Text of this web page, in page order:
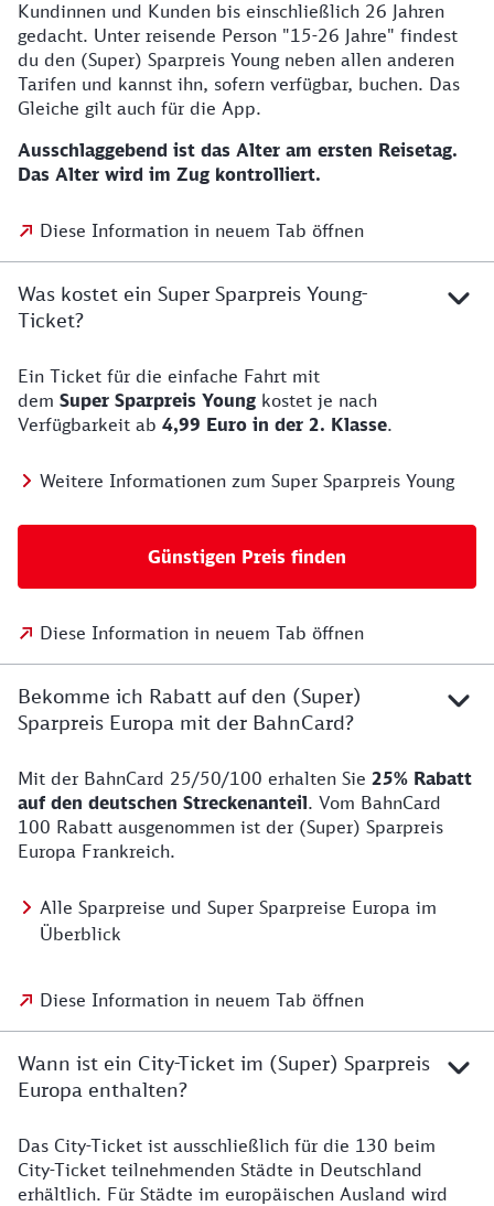
Kundinnen und Kunden bis einschließlich 26 Jahren
gedacht. Unter reisende Person "15-26 Jahre" findest
du den (Super) Sparpreis Young neben allen anderen
Tarifen und kannst ihn, sofern verfügbar, buchen. Das
Gleiche gilt auch für die App.
Ausschlaggebend ist das Alter am ersten Reisetag.
Das Alter wird im Zug kontrolliert.
Diese Information in neuem Tab öffnen
Was kostet ein Super Sparpreis Young-
Ticket?
Ein Ticket für die einfache Fahrt mit
dem Super Sparpreis Young kostet je nach
Verfügbarkeit ab 4,99 Euro in der 2. Klasse.
Weitere Informationen zum Super Sparpreis Young
Günstigen Preis finden
Diese Information in neuem Tab öffnen
Bekomme ich Rabatt auf den (Super)
Sparpreis Europa mit der BahnCard?
Mit der BahnCard 25/50/100 erhalten Sie 25% Rabatt
auf den deutschen Streckenanteil. Vom BahnCard
100 Rabatt ausgenommen ist der (Super) Sparpreis
Europa Frankreich.
Alle Sparpreise und Super Sparpreise Europa im
Überblick
Diese Information in neuem Tab öffnen
Wann ist ein City-Ticket im (Super) Sparpreis
Europa enthalten?
Das City-Ticket ist ausschließlich für die 130 beim
City-Ticket teilnehmenden Städte in Deutschland
erhältlich. Für Städte im europäischen Ausland wird